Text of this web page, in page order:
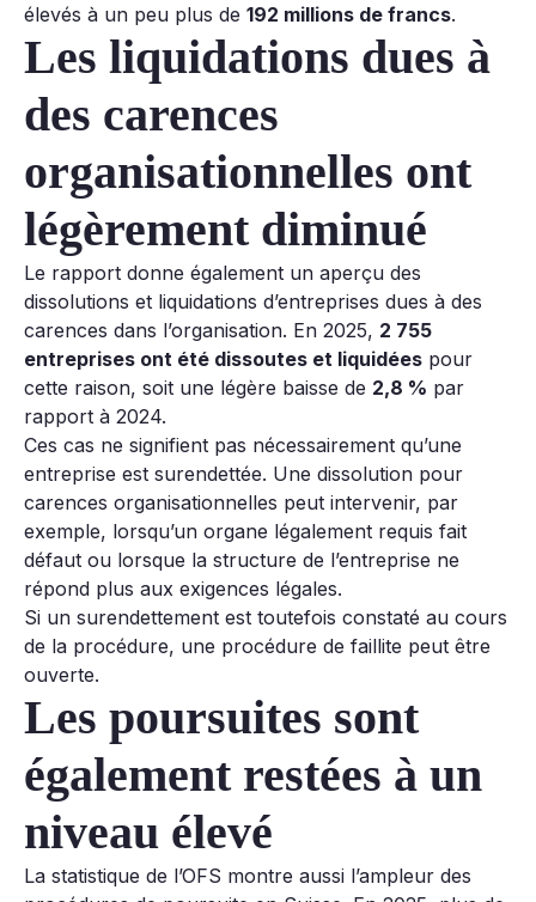
élevés à un peu plus de 192 millions de francs.
Les liquidations dues à
des carences
organisationnelles ont
légèrement diminué
Le rapport donne également un aperçu des
dissolutions et liquidations d’entreprises dues à des
carences dans l’organisation. En 2025, 2 755
entreprises ont été dissoutes et liquidées pour
cette raison, soit une légère baisse de 2,8 % par
rapport à 2024.
Ces cas ne signifient pas nécessairement qu’une
entreprise est surendettée. Une dissolution pour
carences organisationnelles peut intervenir, par
exemple, lorsqu’un organe légalement requis fait
défaut ou lorsque la structure de l’entreprise ne
répond plus aux exigences légales.
Si un surendettement est toutefois constaté au cours
de la procédure, une procédure de faillite peut être
ouverte.
Les poursuites sont
également restées à un
niveau élevé
La statistique de l’OFS montre aussi l’ampleur des